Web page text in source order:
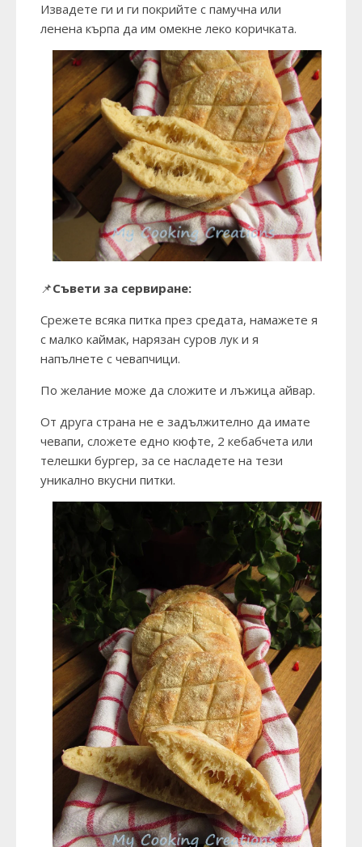
Извадете ги и ги покрийте с памучна или
ленена кърпа да им омекне леко коричката.
📌Съвети за сервиране:
Срежете всяка питка през средата, намажете я
с малко каймак, нарязан суров лук и я
напълнете с чевапчици.
По желание може да сложите и лъжица айвар.
От друга страна не е задължително да имате
чевапи, сложете едно кюфте, 2 кебабчета или
телешки бургер, за се насладете на тези
уникално вкусни питки.